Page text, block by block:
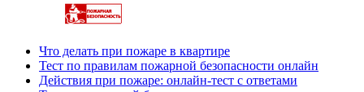
Что делать при пожаре в квартире
Тест по правилам пожарной безопасности онлайн
Действия при пожаре: онлайн-тест с ответами